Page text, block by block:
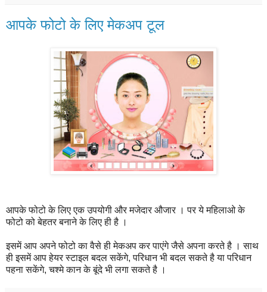
आपके फोटो के लिए मेकअप टूल
आपके फोटो के लिए एक उपयोगी और मजेदार औजार । पर ये महिलाओ के
फोटो को बेहतर बनाने के लिए ही है ।
इसमें आप अपने फोटो का वैसे ही मेकअप कर पाएंगे जैसे अपना करते है । साथ
ही इसमें आप हेयर स्टाइल बदल सकेंगे, परिधान भी बदल सकते है या परिधान
पहना सकेंगे, चश्मे कान के बूंदे भी लगा सकते है ।